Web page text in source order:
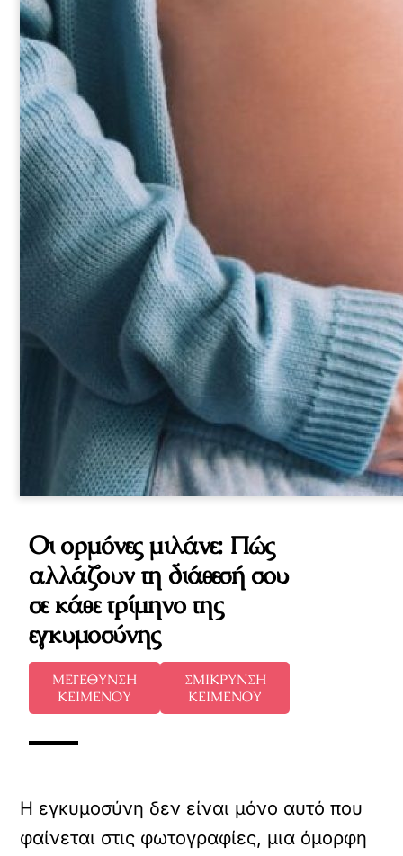
Οι ορμόνες μιλάνε: Πώς
αλλάζουν τη διάθεσή σου
σε κάθε τρίμηνο της
εγκυμοσύνης
ΜΕΓΕΘΥΝΣΗ
ΚΕΙΜΕΝΟΥ
ΣΜΙΚΡΥΝΣΗ
ΚΕΙΜΕΝΟΥ
Η εγκυμοσύνη δεν είναι μόνο αυτό που
φαίνεται στις φωτογραφίες, μια όμορφη